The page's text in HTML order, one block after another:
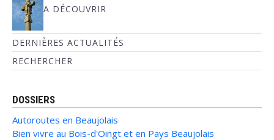
A DÉCOUVRIR
DERNIÈRES ACTUALITÉS
RECHERCHER
DOSSIERS
Autoroutes en Beaujolais
Bien vivre au Bois-d'Oingt et en Pays Beaujolais